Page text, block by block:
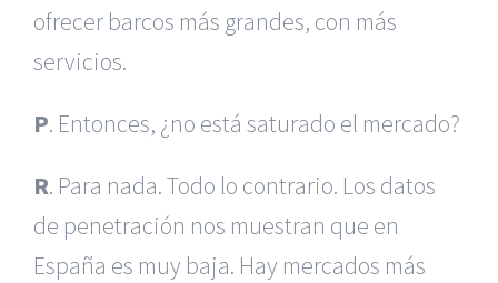
ofrecer barcos más grandes, con más
servicios.
P. Entonces, ¿no está saturado el mercado?
R. Para nada. Todo lo contrario. Los datos
de penetración nos muestran que en
España es muy baja. Hay mercados más